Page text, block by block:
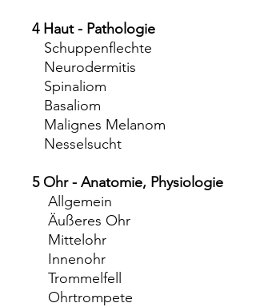
4 Haut - Pathologie
Schuppenflechte
Neurodermitis
Spinaliom
Basaliom
Malignes Melanom
Nesselsucht
5 Ohr - Anatomie, Physiologie
Allgemein
Äußeres Ohr
Mittelohr
Innenohr
Trommelfell
Ohrtrompete